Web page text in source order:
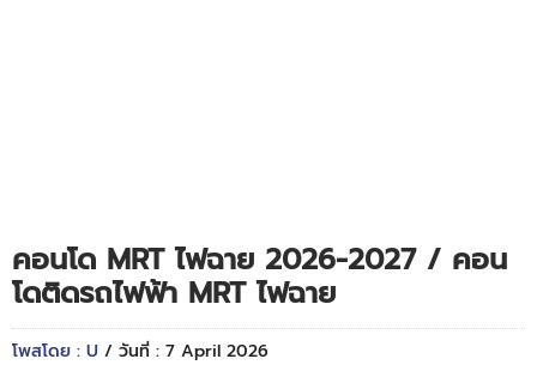
คอนโด MRT ไฟฉาย 2026-2027 / คอน
โดติดรถไฟฟ้า MRT ไฟฉาย
โพสโดย : U / วันที่ : 7 April 2026